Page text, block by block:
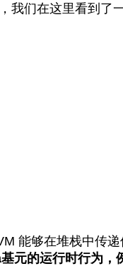
我们在这里看到了
能够在堆栈中传
元的运行时行为，